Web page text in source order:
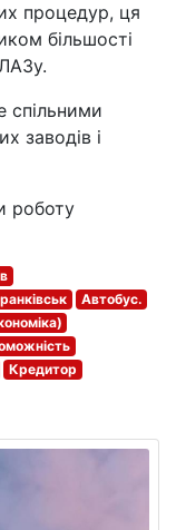
процедур, ця
більшості
спільними
заводів і
роботу
Автобус.
Кредитор